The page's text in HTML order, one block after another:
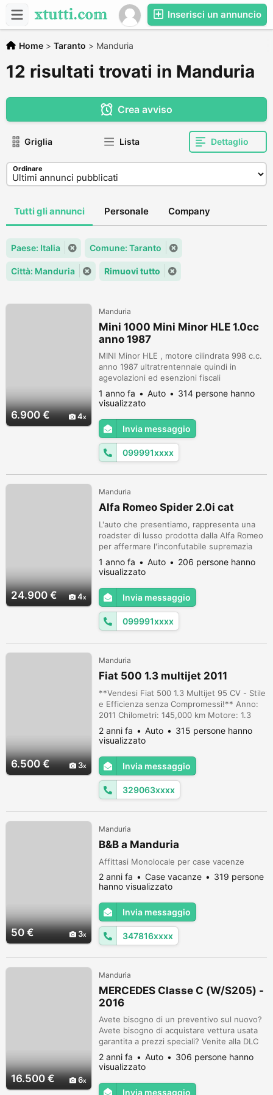
Inserisci un annuncio
Home > Taranto > Manduria
12 risultati trovati in Manduria
Crea avviso
Griglia Lista Dettaglio
Ordinare
Tutti gli annunci Personale Company
Paese: Italia Comune: Taranto
Città: Manduria Rimuovi tutto
6.900 € 4
Manduria
Mini 1000 Mini Minor HLE 1.0cc
anno 1987
MINI Minor HLE , motore cilindrata 998 c.c.
anno 1987 ultratrentennale quindi in
agevolazioni ed esenzioni fiscali
automatiche. La stessa è certificabile ASI e
gode di tutte le agevolazioni assicurative
a nostra cliente, presenta a corredo interni
nuovi , doppie chiavi, libretto uso e
manutenzione, due proprietari...
1 anno fa Auto
314 persone hanno
visualizzato
Invia messaggio
099991xxxx
24.900 € 4
Manduria
Alfa Romeo Spider 2.0i cat
L'auto che presentiamo, rappresenta una
roadster di lusso prodotta dalla Alfa Romeo
per affermare l'inconfutabile supremazia
tecnica. Sicuramente elegante e sportiva, la
"IV serie" colore originale "Nero 817"
proporzioni classiche da roadster e il suo
design iconico, negli interni come negli
esterni, indossando u...
1 anno fa Auto
206 persone hanno
visualizzato
Invia messaggio
099991xxxx
6.500 € 3
Manduria
Fiat 500 1.3 multijet 2011
**Vendesi Fiat 500 1.3 Multijet 95 CV - Stile
e Efficienza senza Compromessi!** Anno:
2011 Chilometri: 145,000 km Motore: 1.3
Multijet 95 CV Diesel Colore: Grigio Chiaro
Prezzo: €6.500 **Descrizione:** Cerchi
efficienza? La tua ricerca finisce qui!
Questa Fiat 500 1.3 Multijet è il perfetto
connubio di design italiano e...
2 anni fa Auto
315 persone hanno
visualizzato
Invia messaggio
329063xxxx
50 € 3
Manduria
B&B a Manduria
Affittasi Monolocale per case vacenze
2 anni fa Case vacanze
319 persone
hanno visualizzato
Invia messaggio
347816xxxx
16.500 € 6
Manduria
MERCEDES Classe C (W/S205) -
2016
Avete bisogno di un preventivo sul nuovo?
Avete bisogno di acquistare vettura usata
garantita a prezzi speciali? Venite alla DLC
in Via P. Villari 9. Con ampia scelta
dell'usato garantito per le vostre esigenze
preventivi del nuovo su tutto il gruppo FCA
2 anni fa Auto
306 persone hanno
visualizzato
Invia messaggio